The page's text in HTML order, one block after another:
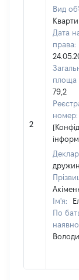
2
Вид
Дата
права:
площа
79,2
номер:
Ім'я:
По